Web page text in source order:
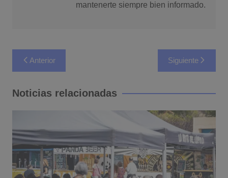
mantenerte siempre bien informado.
Navegación
de
entradas
Anterior Siguiente
Noticias relacionadas